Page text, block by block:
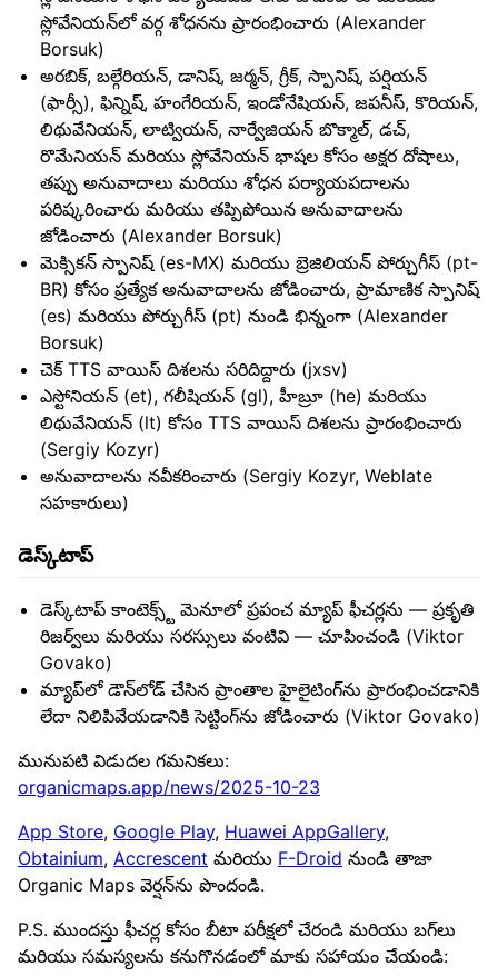
స్లోవేనియన్‌లో వర్గ శోధనను ప్రారంభించారు (Alexander
Borsuk)
అరబిక్, బల్గేరియన్, డానిష్, జర్మన్, గ్రీక్, స్పానిష్, పర్షియన్
(ఫార్సీ), ఫిన్నిష్, హంగేరియన్, ఇండోనేషియన్, జపనీస్, కొరియన్,
లిథువేనియన్, లాట్వియన్, నార్వేజియన్ బొక్మాల్, డచ్,
రొమేనియన్ మరియు స్లోవేనియన్ భాషల కోసం అక్షర దోషాలు,
తప్పు అనువాదాలు మరియు శోధన పర్యాయపదాలను
పరిష్కరించారు మరియు తప్పిపోయిన అనువాదాలను
జోడించారు (Alexander Borsuk)
మెక్సికన్ స్పానిష్ (es-MX) మరియు బ్రెజిలియన్ పోర్చుగీస్ (pt-
BR) కోసం ప్రత్యేక అనువాదాలను జోడించారు, ప్రామాణిక స్పానిష్
(es) మరియు పోర్చుగీస్ (pt) నుండి భిన్నంగా (Alexander
Borsuk)
చెక్ TTS వాయిస్ దిశలను సరిదిద్దారు (jxsv)
ఎస్టోనియన్ (et), గలీషియన్ (gl), హీబ్రూ (he) మరియు
లిథువేనియన్ (lt) కోసం TTS వాయిస్ దిశలను ప్రారంభించారు
(Sergiy Kozyr)
అనువాదాలను నవీకరించారు (Sergiy Kozyr, Weblate
సహకారులు)
డెస్క్‌టాప్
డెస్క్‌టాప్ కాంటెక్స్ట్ మెనూలో ప్రపంచ మ్యాప్ ఫీచర్లను — ప్రకృతి
రిజర్వ్‌లు మరియు సరస్సులు వంటివి — చూపించండి (Viktor
Govako)
మ్యాప్‌లో డౌన్‌లోడ్ చేసిన ప్రాంతాల హైలైటింగ్‌ను ప్రారంభించడానికి
లేదా నిలిపివేయడానికి సెట్టింగ్‌ను జోడించారు (Viktor Govako)
మునుపటి విడుదల గమనికలు:
organicmaps.app/news/2025-10-23
App Store, Google Play, Huawei AppGallery,
Obtainium, Accrescent మరియు F-Droid నుండి తాజా
Organic Maps వెర్షన్‌ను పొందండి.
P.S. ముందస్తు ఫీచర్ల కోసం బీటా పరీక్షలో చేరండి మరియు బగ్‌లు
మరియు సమస్యలను కనుగొనడంలో మాకు సహాయం చేయండి: